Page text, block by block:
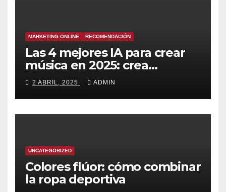
MARKETING ONLINE RECOMENDACIÓN
Las 4 mejores IA para crear
música en 2025: crea
canciones increíbles en
segundos
2 ABRIL, 2025 ADMIN
UNCATEGORIZED
Colores flúor: cómo combinar
la ropa deportiva